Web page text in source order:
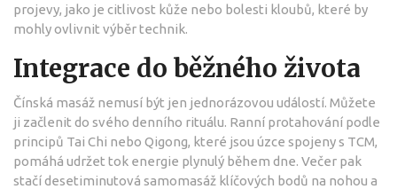
projevy, jako je citlivost kůže nebo bolesti kloubů, které by
mohly ovlivnit výběr technik.
Integrace do běžného života
Čínská masáž nemusí být jen jednorázovou událostí. Můžete
ji začlenit do svého denního rituálu. Ranní protahování podle
principů Tai Chi nebo Qigong, které jsou úzce spojeny s TCM,
pomáhá udržet tok energie plynulý během dne. Večer pak
stačí desetiminutová samomasáž klíčových bodů na nohou a